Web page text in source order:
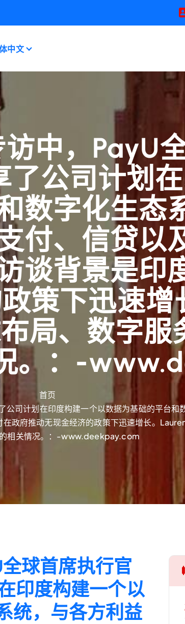
中文
中，PayU
公司计划
数字化生态
付、信贷以
谈背景是印
策下迅速
局、数字服
。：-
首页
司计划在印度构建一个以数据为基础的平台和
政府推动无现金经济的政策下迅速增长。
相关情况。：-www.deekpay.com
球首席执行官
印度构建一个以
统，与各方利益